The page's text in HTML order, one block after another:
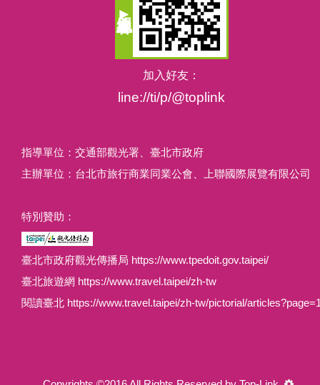
加入好友：
line://ti/p/@toplink
指導單位：交通部觀光署、臺北市政府
主辦單位：台北市旅行商業同業公會、上聯國際展覽有限公司
特別贊助：
臺北市政府觀光傳播局 https://www.tpedoit.gov.taipei/
臺北旅遊網 https://www.travel.taipei/zh-tw
閱讀臺北 https://www.travel.taipei/zh-tw/pictorial/